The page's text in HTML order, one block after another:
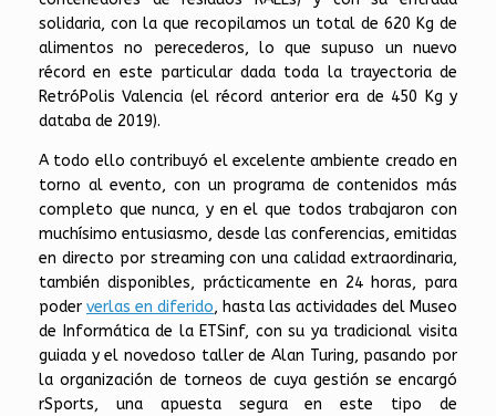
solidaria, con la que recopilamos un total de 620 Kg de
alimentos no perecederos, lo que supuso un nuevo
récord en este particular dada toda la trayectoria de
RetróPolis Valencia (el récord anterior era de 450 Kg y
databa de 2019).
A todo ello contribuyó el excelente ambiente creado en
torno al evento, con un programa de contenidos más
completo que nunca, y en el que todos trabajaron con
muchísimo entusiasmo, desde las conferencias, emitidas
en directo por streaming con una calidad extraordinaria,
también disponibles, prácticamente en 24 horas, para
poder verlas en diferido, hasta las actividades del Museo
de Informática de la ETSinf, con su ya tradicional visita
guiada y el novedoso taller de Alan Turing, pasando por
la organización de torneos de cuya gestión se encargó
rSports, una apuesta segura en este tipo de